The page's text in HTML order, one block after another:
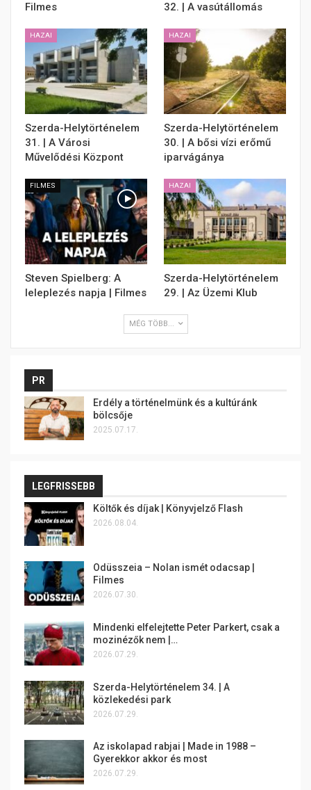
Filmes 32. | A vasútállomás
HAZAI
Szerda-Helytörténelem
31. | A Városi
Művelődési Központ
HAZAI
Szerda-Helytörténelem
30. | A bősi vízi erőmű
iparvágánya
FILMES
Steven Spielberg: A
leleplezés napja | Filmes
HAZAI
Szerda-Helytörténelem
29. | Az Üzemi Klub
MÉG TÖBB...
PR
Erdély a történelmünk és a kultúránk
bölcsője
2025.07.17.
LEGFRISSEBB
Költők és díjak | Könyvjelző Flash
2026.08.04.
Odüsszeia – Nolan ismét odacsap |
Filmes
2026.07.30.
Mindenki elfelejtette Peter Parkert, csak a
mozinézők nem |…
2026.07.29.
Szerda-Helytörténelem 34. | A
közlekedési park
2026.07.29.
Az iskolapad rabjai | Made in 1988 –
Gyerekkor akkor és most
2026.07.29.